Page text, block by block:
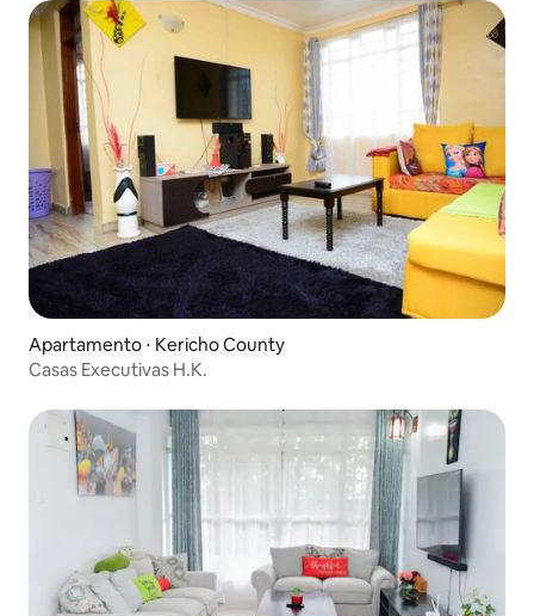
Apartamento ⋅ Kericho County
Casas Executivas H.K.